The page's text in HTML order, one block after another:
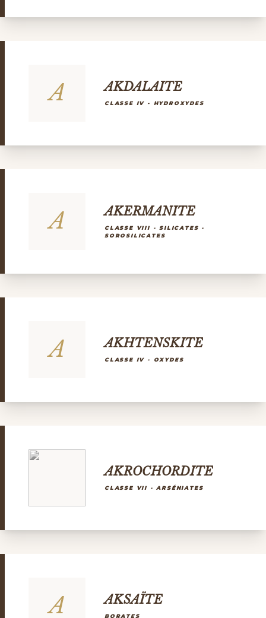
A AKDALAITE
CLASSE IV - HYDROXYDES
A AKERMANITE
CLASSE VIII - SILICATES -
SOROSILICATES
A AKHTENSKITE
CLASSE IV - OXYDES
AKROCHORDITE
CLASSE VII - ARSÉNIATES
A AKSAÏTE
BORATES